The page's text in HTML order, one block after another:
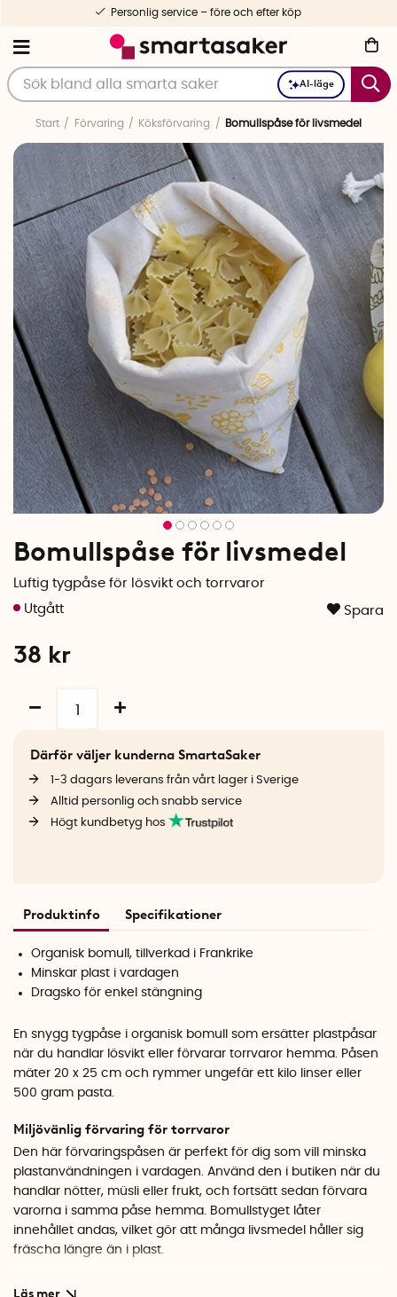
AI-läge
Personlig service – före och efter köp
Start Förvaring Köksförvaring Bomullspåse för livsmedel
Bomullspåse för livsmedel
Luftig tygpåse för lösvikt och torrvaror
Spara
38 kr
Därför väljer kunderna SmartaSaker
1-3 dagars leverans från vårt lager i Sverige
Alltid personlig och snabb service
Högt kundbetyg hos
Produktinfo Specifikationer
Organisk bomull, tillverkad i Frankrike
Minskar plast i vardagen
Dragsko för enkel stängning
En snygg tygpåse i organisk bomull som ersätter plastpåsar
när du handlar lösvikt eller förvarar torrvaror hemma. Påsen
mäter 20 x 25 cm och rymmer ungefär ett kilo linser eller
500 gram pasta.
Miljövänlig förvaring för torrvaror
Den här förvaringspåsen är perfekt för dig som vill minska
plastanvändningen i vardagen. Använd den i butiken när du
handlar nötter, müsli eller frukt, och fortsätt sedan förvara
varorna i samma påse hemma. Bomullstyget låter
innehållet andas, vilket gör att många livsmedel håller sig
fräscha längre än i plast.
Praktisk design med dragsko